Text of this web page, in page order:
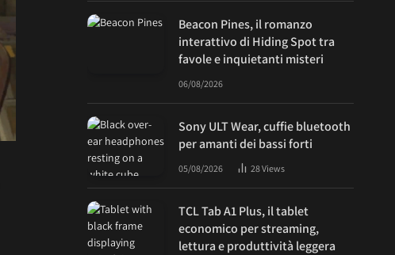
Beacon Pines, il romanzo
interattivo di Hiding Spot tra
favole e inquietanti misteri
06/08/2026
Sony ULT Wear, cuffie bluetooth
per amanti dei bassi forti
05/08/2026 28Views
TCL Tab A1 Plus, il tablet
economico per streaming,
lettura e produttività leggera